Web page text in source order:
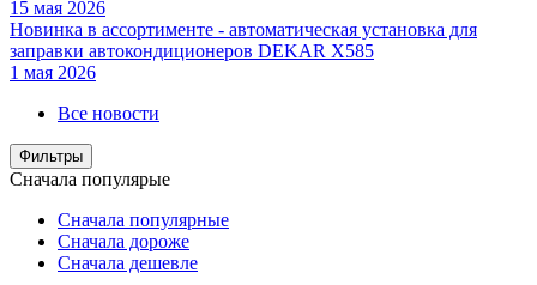
15 мая 2026
Новинка в ассортименте - автоматическая установка для
заправки автокондиционеров DEKAR X585
1 мая 2026
Все новости
Фильтры
Сначала популярые
Сначала популярные
Сначала дороже
Сначала дешевле